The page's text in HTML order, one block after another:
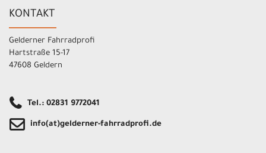
KONTAKT
Gelderner Fahrradprofi
Hartstraße 15-17
47608 Geldern
Tel.: 02831 9772041
info(at)gelderner-fahrradprofi.de